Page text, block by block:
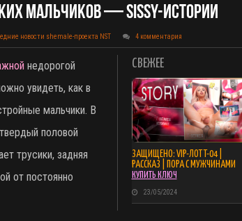
Мальчиков — Sissy-Истории
новости shemale-проекта NST 4 комментария
СВЕЖЕЕ
ЗАЩИЩЕНО: VIP-ЛОТ T-04 |
РАССКАЗ | ПОРА С МУЖЧИНАМИ
КУПИТЬ КЛЮЧ
23/05/2024
недорогой
увидеть, как в
мальчики. В
половой
трусики, задняя
от постоянно